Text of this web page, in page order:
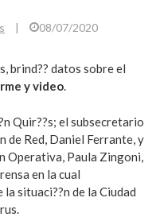
| 08/07/2020
brind?? datos sobre el
y video.
Quir??s; el subsecretario
de Red, Daniel Ferrante, y
Operativa, Paula Zingoni,
en la cual
situaci??n de la Ciudad